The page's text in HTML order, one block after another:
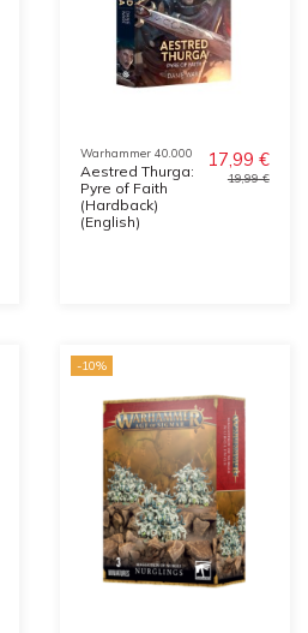
Warhammer 40.000
Aestred Thurga:
Pyre of Faith
(Hardback)
(English)
17,99 €
19,99 €
-10%